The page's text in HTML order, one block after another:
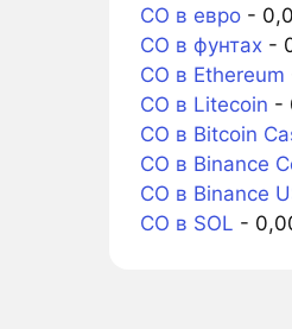
CO в евро-
CO в фунтах-
CO в Ethereum
CO в Litecoin -
CO в Bitcoin
CO в Binance
CO в Binance
CO в SOL -